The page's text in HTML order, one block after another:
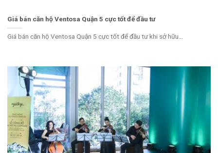
Giá bán căn hộ Ventosa Quận 5 cực tốt để đầu tư
Giá bán căn hộ Ventosa Quận 5 cực tốt để đầu tư khi sở hữu...